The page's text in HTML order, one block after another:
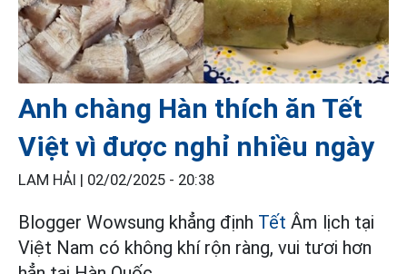
Anh chàng Hàn thích ăn Tết
Việt vì được nghỉ nhiều ngày
LAM HẢI | 02/02/2025 - 20:38
Blogger Wowsung khẳng định Tết Âm lịch tại
Việt Nam có không khí rộn ràng, vui tươi hơn